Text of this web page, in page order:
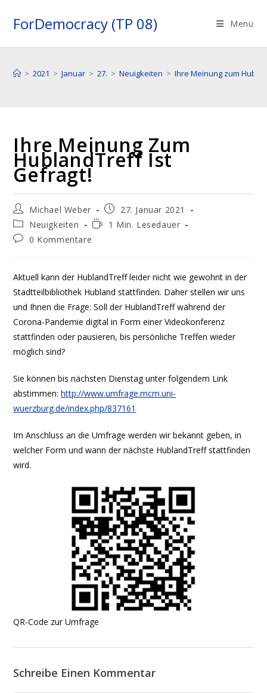
InhaltForDemocracy (TP 08) Menü
> 2021 > Januar > 27. > Neuigkeiten > Ihre Meinung zum
Ihre Meinung Zum
HublandTreff Ist
Gefragt!
Beitrags-
Autor:
Michael Weber
Beitrag
veröffentlicht:
27. Januar 2021
Beitrags-
Kategorie:
Neuigkeiten Lesedauer:
1 Min. Lesedauer
Beitrags-
0 Kommentare
Aktuell kann der HublandTreff leider nicht wie gewohnt in der
Stadtteilbibliothek Hubland stattfinden. Daher stellen wir uns
und Ihnen die Frage: Soll der HublandTreff während der
Corona-Pandemie digital in Form einer Videokonferenz
stattfinden oder pausieren, bis persönliche Treffen wieder
möglich sind?
Sie können bis nächsten Dienstag unter folgendem Link
abstimmen:http://www.umfrage.mcm.uni-
wuerzburg.de/index.php/837161
Im Anschluss an die Umfrage werden wir bekannt geben, in
welcher Form und wann der nächste HublandTreff stattfinden
wird.
QR-Code zur Umfrage
Schreibe Einen Kommentar